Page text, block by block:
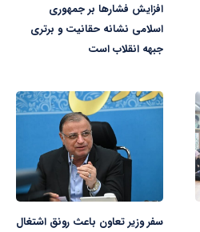
افزایش فشارها بر جمهوری
اسلامی نشانه حقانیت و برتری
جبهه انقلاب است
سفر وزیر تعاون باعث رونق اشتغال